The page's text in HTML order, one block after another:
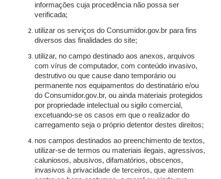
informações cuja procedência não possa ser
verificada;
utilizar os serviços do Consumidor.gov.br para fins
diversos das finalidades do site;
utilizar, no campo destinado aos anexos, arquivos
com vírus de computador, com conteúdo invasivo,
destrutivo ou que cause dano temporário ou
permanente nos equipamentos do destinatário e/ou
do Consumidor.gov.br, ou ainda materiais protegidos
por propriedade intelectual ou sigilo comercial,
excetuando-se os casos em que o realizador do
carregamento seja o próprio detentor destes direitos;
nos campos destinados ao preenchimento de textos,
utilizar-se de termos ou materiais ilegais, agressivos,
caluniosos, abusivos, difamatórios, obscenos,
invasivos à privacidade de terceiros, que atentem